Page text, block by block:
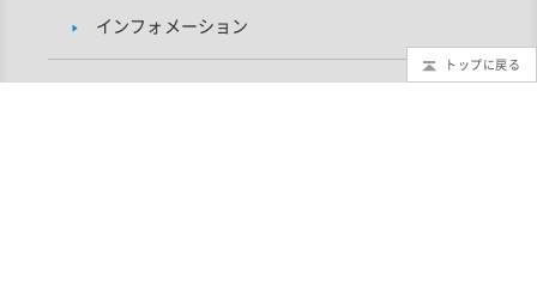
インフォメーション
トップに戻る